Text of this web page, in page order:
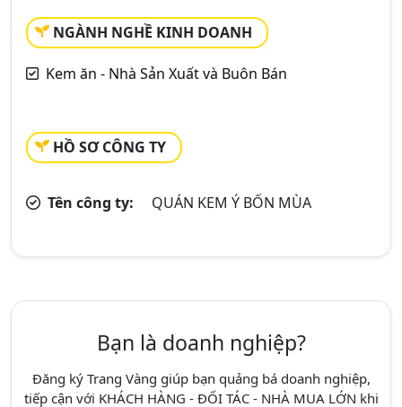
NGÀNH NGHỀ KINH DOANH
Kem ăn - Nhà Sản Xuất và Buôn Bán
HỒ SƠ CÔNG TY
Tên công ty: QUÁN KEM Ý BỐN MÙA
Bạn là doanh nghiệp?
Đăng ký Trang Vàng giúp bạn quảng bá doanh nghiệp,
tiếp cận với KHÁCH HÀNG - ĐỐI TÁC - NHÀ MUA LỚN khi